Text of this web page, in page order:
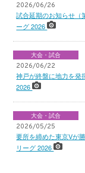
2026/06/26
試合延期のお知らせ
ーグ 2026
大会・試合
2026/06/22
神戸が終盤に地力を
2026
大会・試合
2026/05/25
要所を締めた東京Vが
リーグ 2026